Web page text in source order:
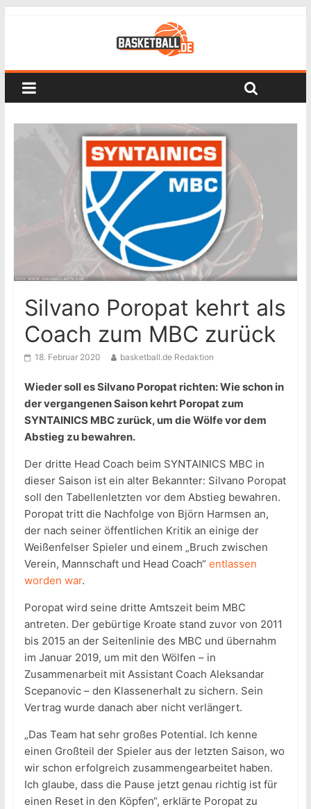
Silvano Poropat kehrt als
Coach zum MBC zurück
18. Februar 2020 basketball.de Redaktion
Wieder soll es Silvano Poropat richten: Wie schon in
der vergangenen Saison kehrt Poropat zum
SYNTAINICS MBC zurück, um die Wölfe vor dem
Abstieg zu bewahren.
Der dritte Head Coach beim SYNTAINICS MBC in
dieser Saison ist ein alter Bekannter: Silvano Poropat
soll den Tabellenletzten vor dem Abstieg bewahren.
Poropat tritt die Nachfolge von Björn Harmsen an,
der nach seiner öffentlichen Kritik an einige der
Weißenfelser Spieler und einem „Bruch zwischen
Verein, Mannschaft und Head Coach“ entlassen
worden war.
Poropat wird seine dritte Amtszeit beim MBC
antreten. Der gebürtige Kroate stand zuvor von 2011
bis 2015 an der Seitenlinie des MBC und übernahm
im Januar 2019, um mit den Wölfen – in
Zusammenarbeit mit Assistant Coach Aleksandar
Scepanovic – den Klassenerhalt zu sichern. Sein
Vertrag wurde danach aber nicht verlängert.
„Das Team hat sehr großes Potential. Ich kenne
einen Großteil der Spieler aus der letzten Saison, wo
wir schon erfolgreich zusammengearbeitet haben.
Ich glaube, dass die Pause jetzt genau richtig ist für
einen Reset in den Köpfen“, erklärte Poropat zu